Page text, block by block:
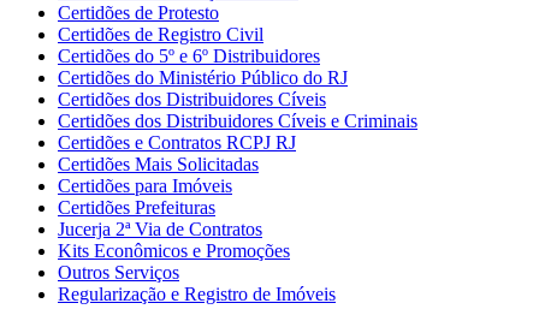
Certidões de Protesto
Certidões de Registro Civil
Certidões do 5º e 6º Distribuidores
Certidões do Ministério Público do RJ
Certidões dos Distribuidores Cíveis
Certidões dos Distribuidores Cíveis e Criminais
Certidões e Contratos RCPJ RJ
Certidões Mais Solicitadas
Certidões para Imóveis
Certidões Prefeituras
Jucerja 2ª Via de Contratos
Kits Econômicos e Promoções
Outros Serviços
Regularização e Registro de Imóveis